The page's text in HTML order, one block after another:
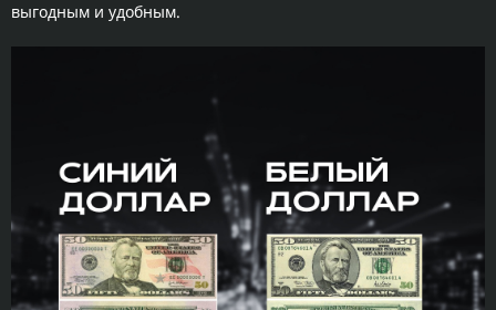
выгодным и удобным.